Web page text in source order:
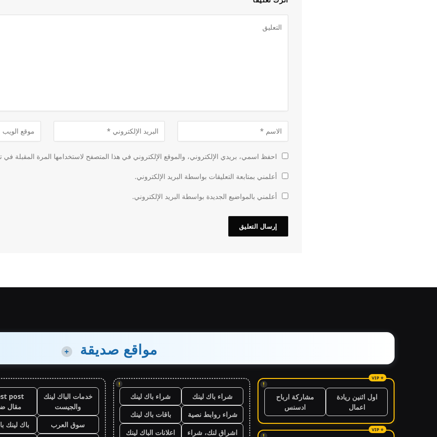
احفظ اسمي، بريدي الإلكتروني، والموقع الإلكتروني في هذا المتصفح لاستخدامها المرة المقبلة في
أعلمني بمتابعة التعليقات بواسطة البريد الإلكتروني.
أعلمني بالمواضيع الجديدة بواسطة البريد الإلكتروني.
مواقع صديقة +
!
اول اثنين ريادة
اعمال
مشاركة ارباح
ادسنس
!
شراء باك لينك
شراء باك لينك
شراء روابط نصية
باقات باك لينك
اشراق لنك، شراء
اعلانات الباك لينك
خدمات الباك لينك
والجيست
post
مقال
سوق العرب
باك لينك